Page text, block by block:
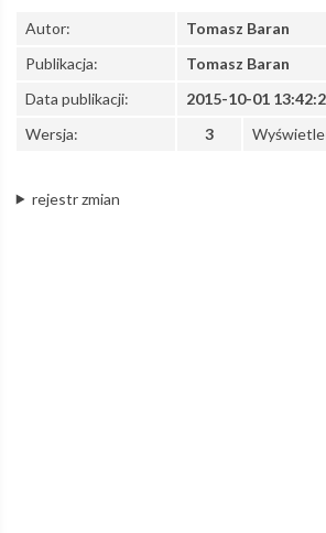
Łódzka
Kolej
Autor: Tomasz Baran
Wersja: 3
Publikacja:
Tomasz Baran
Data publikacji:
2015-10-01
rejestr zmian